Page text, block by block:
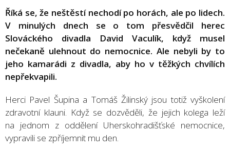
Říká se, že neštěstí nechodí po horách, ale po lidech.
V minulých dnech se o tom přesvědčil herec
Slováckého divadla David Vaculík, když musel
nečekaně ulehnout do nemocnice. Ale nebyli by to
jeho kamarádi z divadla, aby ho v těžkých chvílích
nepřekvapili.
Herci Pavel Šupina a Tomáš Žilinský jsou totiž vyškolení
zdravotní klauni. Když se dozvěděli, že jejich kolega leží
na jednom z oddělení Uherskohradišťské nemocnice,
vypravili se zpříjemnit mu den.